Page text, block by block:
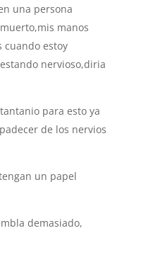
una persona
manos
cuando estoy
nervioso,diria
para esto ya
de los nervios
un papel
demasiado,